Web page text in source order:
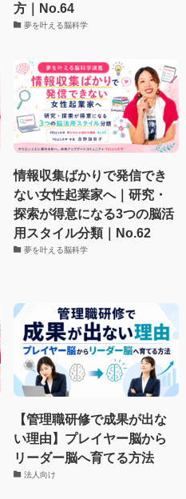
方｜No.64
夢を叶える脳科学
情報収集ばかりで発信でき
ない女性起業家へ｜研究・
探索が得意になる3つの脳活
用スタイル分類｜No.62
夢を叶える脳科学
【管理職研修で成果が出な
い理由】プレイヤー脳から
リーダー脳へ育てる方法
法人向け